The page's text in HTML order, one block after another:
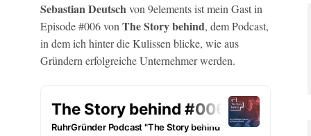
Sebastian Deutschvon 9elements ist mein Gast in
Episode #006 von The Story behind, dem Podcast,
in dem ich hinter die Kulissen blicke, wie aus
Gründern erfolgreiche Unternehmer werden.